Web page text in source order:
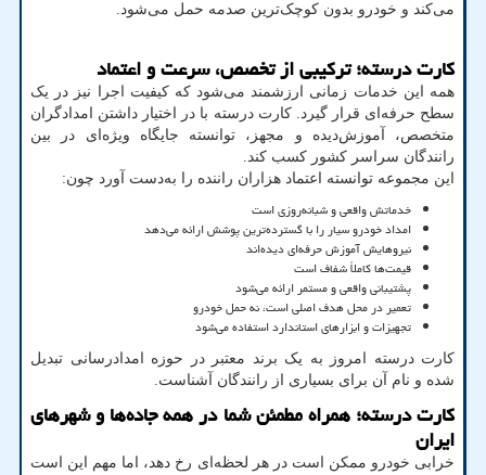
می‌کند و خودرو بدون کوچک‌ترین صدمه حمل می‌شود.
کارت درسته؛ ترکیبی از تخصص، سرعت و اعتماد
همه این خدمات زمانی ارزشمند می‌شود که کیفیت اجرا نیز در یک
سطح حرفه‌ای قرار گیرد. کارت درسته با در اختیار داشتن امدادگران
متخصص، آموزش‌دیده و مجهز، توانسته جایگاه ویژه‌ای در بین
رانندگان سراسر کشور کسب کند.
این مجموعه توانسته اعتماد هزاران راننده را به‌دست آورد چون:
خدماتش واقعی و شبانه‌روزی است
امداد خودرو سیار را با گسترده‌ترین پوشش ارائه می‌دهد
نیروهایش آموزش حرفه‌ای دیده‌اند
قیمت‌ها کاملاً شفاف است
پشتیبانی واقعی و مستمر ارائه می‌شود
تعمیر در محل هدف اصلی است، نه حمل خودرو
تجهیزات و ابزارهای استاندارد استفاده می‌شود
کارت درسته امروز به یک برند معتبر در حوزه امدادرسانی تبدیل
شده و نام آن برای بسیاری از رانندگان آشناست.
کارت درسته؛ همراه مطمئن شما در همه جاده‌ها و شهرهای
ایران
خرابی خودرو ممکن است در هر لحظه‌ای رخ دهد، اما مهم این است